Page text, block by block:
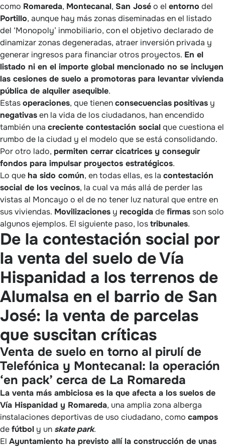
como Romareda, Montecanal, San Joséo el entorno del
Portillo, aunque hay más zonas diseminadas en el listado
del ‘Monopoly’ inmobiliario, con el objetivo declarado de
dinamizar zonas degeneradas, atraer inversión privada y
generar ingresos para financiar otros proyectos. En el
listado ni en el importe global mencionado no se incluyen
las cesiones de suelo a promotoras para levantar vivienda
pública de alquiler asequible.
Estasoperaciones, que tienenconsecuenciaspositivas y
negativasen la vida de los ciudadanos, han encendido
también una creciente contestación socialque cuestiona el
rumbo de la ciudad y el modelo que se está consolidando.
Por otro lado, permiten cerrar cicatrices y conseguir
fondos para impulsar proyectos estratégicos.
Lo queha sido común, en todas ellas, es la contestación
social de los vecinos, la cual va más allá de perder las
vistas al Moncayo o el de no tener luz natural que entre en
sus viviendas. Movilizaciones y recogidadefirmas son solo
algunos ejemplos. El siguiente paso, lostribunales.
De la contestación social por
la venta del suelo de Vía
Hispanidad a los terrenos de
Alumalsa en el barrio de San
José: la venta de parcelas
que suscitan críticas
Venta de suelo en torno al pirulí de
Telefónica y Montecanal: la operación
‘en pack’ cerca de La Romareda
La venta más ambiciosa es la que afecta a los suelos de
Vía Hispanidad y Romareda, una amplia zona alberga
instalaciones deportivas de uso ciudadano, como campos
defútbol y un skate park.
El Ayuntamiento ha previsto allí la construcción de unas